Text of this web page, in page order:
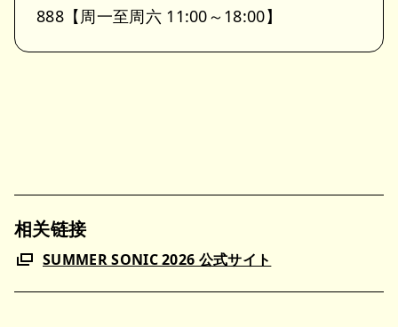
888【周一至周六 11:00～18:00】
相关链接
SUMMER SONIC 2026 公式サイト